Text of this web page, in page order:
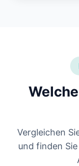
Vergleichen
und finden